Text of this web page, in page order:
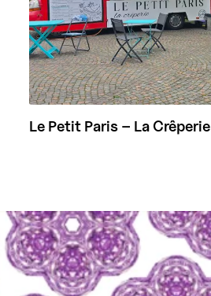
Le Petit Paris – La Crêperie